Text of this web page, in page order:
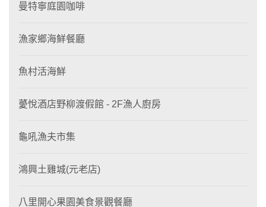
曼特寧庭園咖啡
漁家鄉海鮮餐廳
魚村活海鮮
薆悅酒店野柳渡假館 - 2F漁人廚房
龜吼漁夫市集
鴻興土雞城(元老店)
八里開心果園美食景觀餐廳